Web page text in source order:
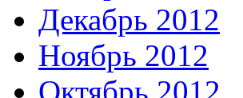
Декабрь 2012
Ноябрь 2012